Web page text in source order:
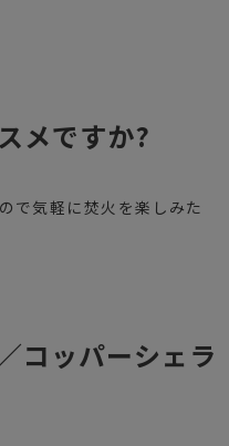
メですか?
で気軽に焚火を楽しみた
コッパーシェラ